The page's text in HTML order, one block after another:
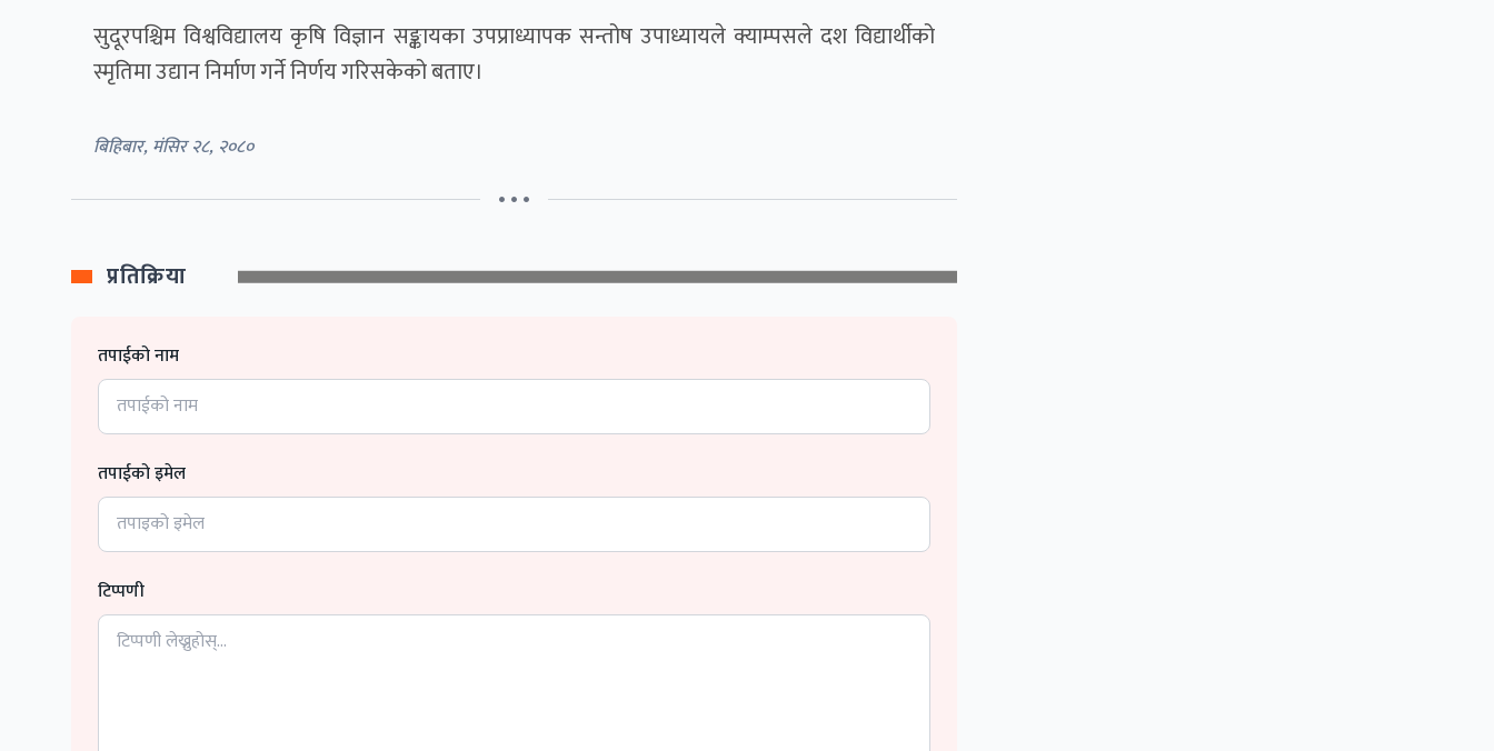
सुदूरपश्चिम विश्वविद्यालय कृषि विज्ञान सङ्कायका उपप्राध्यापक सन्तोष उपाध्यायले क्याम्पसले दश विद्यार्थीको
स्मृतिमा उद्यान निर्माण गर्ने निर्णय गरिसकेको बताए।
बिहिबार, मंसिर २८, २०८०
• • •
प्रतिक्रिया
तपाईको नाम
तपाईको इमेल
टिप्पणी